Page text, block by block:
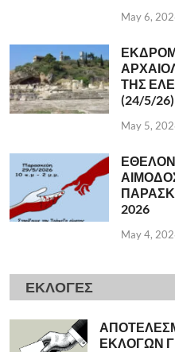
May 6,
ΤΗΣ
(24/5/26)
May 5,
2026
May 4,
ΕΚΛΟΓΕΣ
ΕΚΛΟΓΩΝ